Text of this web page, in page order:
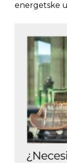
energetske